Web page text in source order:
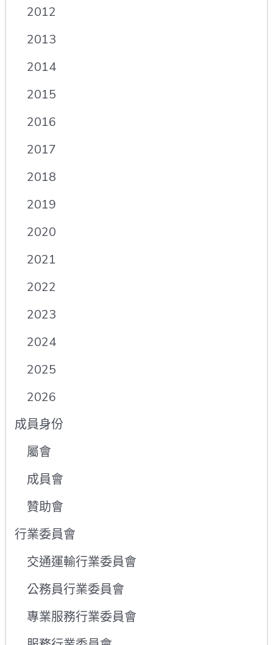
2012
2013
2014
2015
2016
2017
2018
2019
2020
2021
2022
2023
2024
2025
2026
成員身份
屬會
成員會
贊助會
行業委員會
交通運輸行業委員會
公務員行業委員會
專業服務行業委員會